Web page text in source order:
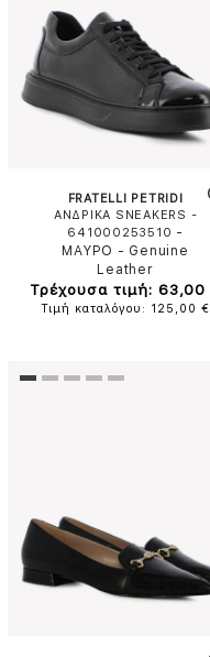
FRATELLI PETRIDI
ΑΝΔΡΙΚΑ SNEAKERS -
641000253510 -
ΜΑΥΡΟ - Genuine
Leather
Τρέχουσα τιμή: 63,00
Τιμή καταλόγου: 125,00 €